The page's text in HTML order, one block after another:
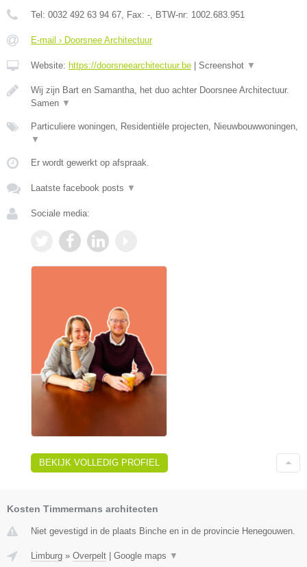
Tel: 0032 492 63 94 67, Fax: -, BTW-nr: 1002.683.951
E-mail › Doorsnee Architectuur
Website: https://doorsneearchitectuur.be Screenshot ▼
Wij zijn Bart en Samantha, het duo achter Doorsnee Architectuur.
Samen ▼
Particuliere woningen, Residentiële projecten, Nieuwbouwwoningen,
▼
Er wordt gewerkt op afspraak.
Laatste facebook posts ▼
Sociale media:
BEKIJK VOLLEDIG PROFIEL
Kosten Timmermans architecten
Niet gevestigd in de plaats Binche en in de provincie Henegouwen.
Limburg » Overpelt | Google maps ▼